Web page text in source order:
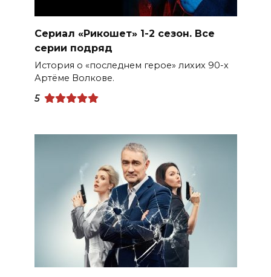
Сериал «Рикошет» 1-2 сезон. Все
серии подряд
История о «последнем герое» лихих 90-х
Артёме Волкове.
5